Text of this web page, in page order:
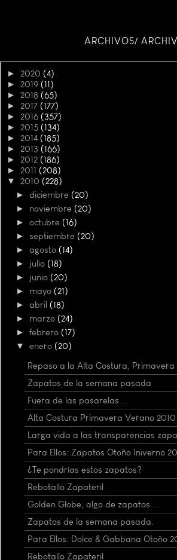
ARCHIVOS/
► 2020 (4)
► 2019 (11)
► 2018 (65)
► 2017 (177)
► 2016 (357)
► 2015 (134)
► 2014 (185)
► 2013 (166)
► 2012 (186)
► 2011 (208)
▼ 2010 (228)
► diciembre (20)
► noviembre (20)
► octubre (16)
► septiembre (20)
► agosto (14)
► julio (18)
► junio (20)
► mayo (21)
► abril (18)
► marzo (24)
► febrero (17)
▼ enero (20)
Repaso a la Alta Costura, Primavera
Zapatos de la semana pasada
Fuera de las pasarelas....
Alta Costura Primavera Verano 2010
Larga vida a las transparencias
Para Ellos: Zapatos Otoño Iniverno
¿Te pondrías estos zapatos?
Rebotallo Zapateril
Golden Globe, algo de zapatos....
Zapatos de la semana pasada.
Para Ellos: Dolce & Gabbana Otoño
Rebotallo Zapateril